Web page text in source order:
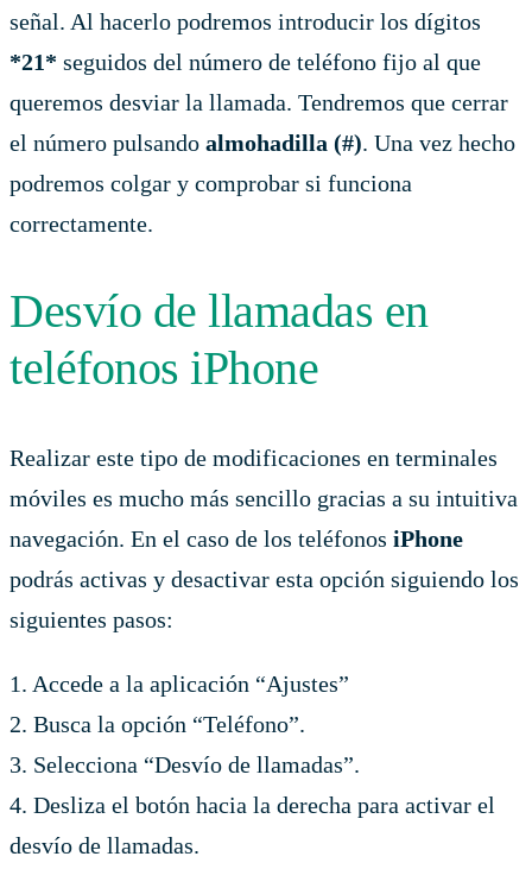
señal. Al hacerlo podremos introducir los dígitos
*21* seguidos del número de teléfono fijo al que
queremos desviar la llamada. Tendremos que cerrar
el número pulsando almohadilla (#). Una vez hecho
podremos colgar y comprobar si funciona
correctamente.
Desvío de llamadas en
teléfonos iPhone
Realizar este tipo de modificaciones en terminales
móviles es mucho más sencillo gracias a su intuitiva
navegación. En el caso de los teléfonos iPhone
podrás activas y desactivar esta opción siguiendo los
siguientes pasos:
1. Accede a la aplicación “Ajustes”
2. Busca la opción “Teléfono”.
3. Selecciona “Desvío de llamadas”.
4. Desliza el botón hacia la derecha para activar el
desvío de llamadas.